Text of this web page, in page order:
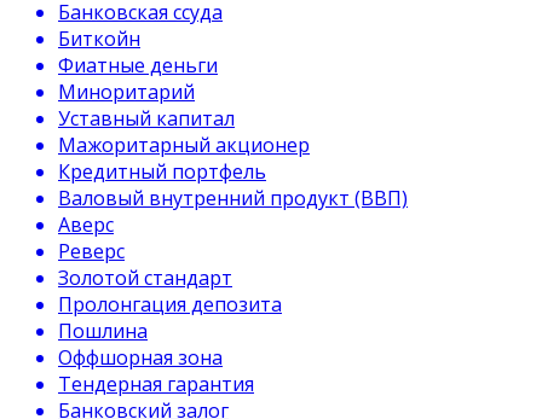
Банковская ссуда
Биткойн
Фиатные деньги
Миноритарий
Уставный капитал
Мажоритарный акционер
Кредитный портфель
Валовый внутренний продукт (ВВП)
Аверс
Реверс
Золотой стандарт
Пролонгация депозита
Пошлина
Оффшорная зона
Тендерная гарантия
Банковский залог